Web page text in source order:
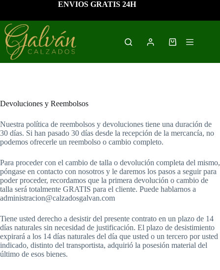
contenido
ENVIOS GRATIS 24H
Carro
compra
Devoluciones y Reembolsos
Nuestra política de reembolsos y devoluciones tiene una duración de
30 días. Si han pasado 30 días desde la recepción de la mercancía, no
podemos ofrecerle un reembolso o cambio completo.
Para proceder con el cambio de talla o devolución completa del mismo,
póngase en contacto con nosotros y le daremos los pasos a seguir para
poder proceder, recordamos que la primera devolución o cambio de
talla será totalmente GRATIS para el cliente. Puede hablarnos a
administracion@calzadosgalvan.com
Tiene usted derecho a desistir del presente contrato en un plazo de 14
días naturales sin necesidad de justificación. El plazo de desistimiento
expirará a los 14 días naturales del día que usted o un tercero por usted
indicado, distinto del transportista, adquirió la posesión material del
último de esos bienes.